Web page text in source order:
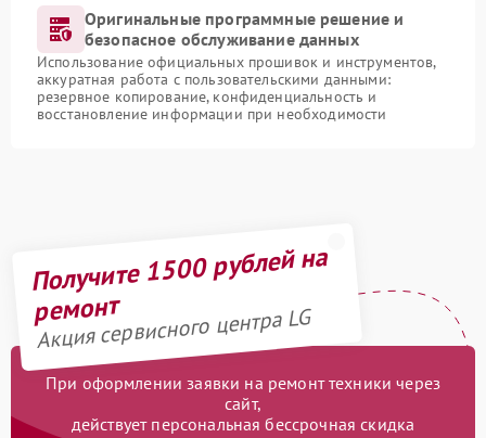
Оригинальные программные решение и
безопасное обслуживание данных
Использование официальных прошивок и инструментов,
аккуратная работа с пользовательскими данными:
резервное копирование, конфиденциальность и
восстановление информации при необходимости
Получите 1500 рублей на
ремонт
Акция сервисного центра LG
При оформлении заявки на ремонт техники через
сайт,
действует персональная бессрочная скидка